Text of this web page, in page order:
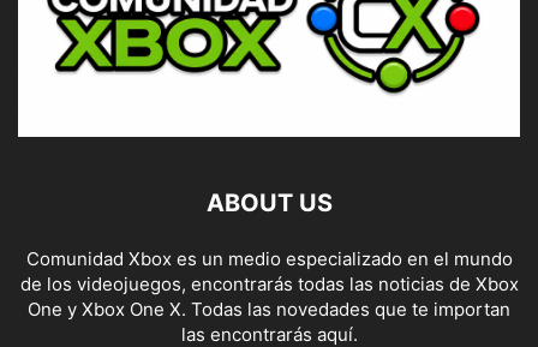
ABOUT US
Comunidad Xbox es un medio especializado en el mundo
de los videojuegos, encontrarás todas las noticias de Xbox
One y Xbox One X. Todas las novedades que te importan
las encontrarás aquí.